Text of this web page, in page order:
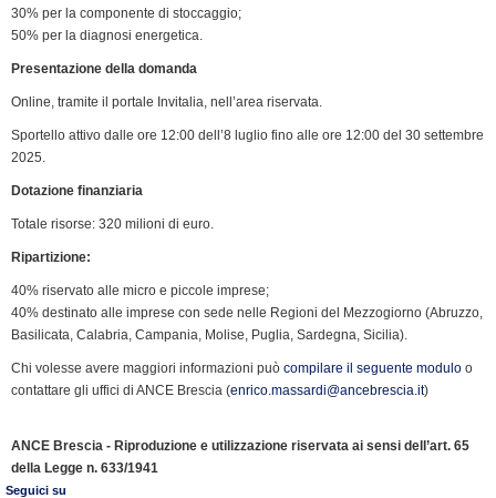
30% per la componente di stoccaggio;
50% per la diagnosi energetica.
Presentazione della domanda
Online, tramite il portale Invitalia, nell’area riservata.
Sportello attivo dalle ore 12:00 dell’8 luglio fino alle ore 12:00 del 30 settembre
2025.
Dotazione finanziaria
Totale risorse: 320 milioni di euro.
Ripartizione:
40% riservato alle micro e piccole imprese;
40% destinato alle imprese con sede nelle Regioni del Mezzogiorno (Abruzzo,
Basilicata, Calabria, Campania, Molise, Puglia, Sardegna, Sicilia).
Chi volesse avere maggiori informazioni può compilare il seguente modulo o
contattare gli uffici di ANCE Brescia (enrico.massardi@ancebrescia.it)
ANCE Brescia - Riproduzione e utilizzazione riservata ai sensi dell’art. 65
della Legge n. 633/1941
Seguici su